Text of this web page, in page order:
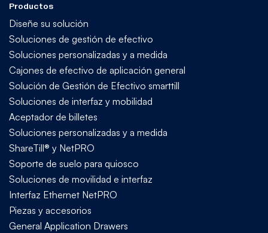
Productos
Diseñe su solución
Soluciones de gestión de efectivo
Soluciones personalizadas y a medida
Cajones de efectivo de aplicación general
Solución de Gestión de Efectivo smarttill
Soluciones de interfaz y mobilidad
Aceptador de billetes
Soluciones personalizadas y a medida
ShareTill® y NetPRO
Soporte de suelo para quiosco
Soluciones de movilidad e interfaz
Interfaz Ethernet NetPRO
Piezas y accesorios
General Application Drawers